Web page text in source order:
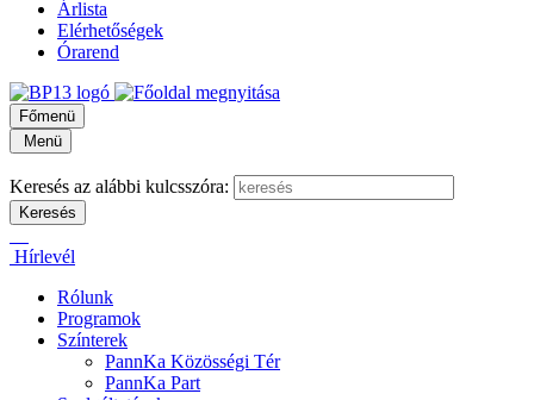
Árlista
Elérhetőségek
Órarend
Főmenü
Menü
Keresés az alábbi kulcsszóra:
Hírlevél
Rólunk
Programok
Színterek
PannKa Közösségi Tér
PannKa Part